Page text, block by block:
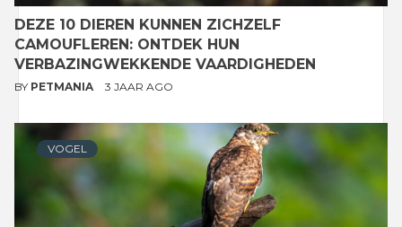
DEZE 10 DIEREN KUNNEN ZICHZELF
CAMOUFLEREN: ONTDEK HUN
VERBAZINGWEKKENDE VAARDIGHEDEN
BY PETMANIA 3 JAAR AGO
VOGEL